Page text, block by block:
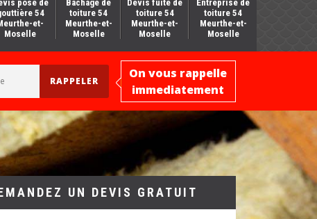
pose de
54
et-
Moselle
Bâchage de
toiture 54
Meurthe-et-
Moselle
Devis fuite de
toiture 54
Meurthe-et-
Moselle
Entreprise de
toiture 54
Meurthe-et-
Moselle
On vous rappelle
immediatement
UN DEVIS GRATUIT